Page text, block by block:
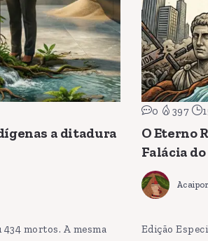
a ditadura
mortos. A mesma
0 397
O Eterno
Falácia
Edição